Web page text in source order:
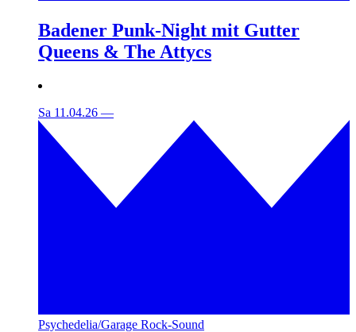
Badener Punk-Night mit Gutter
Queens & The Attycs
Sa 11.04.26 —
Psychedelia/Garage Rock-Sound